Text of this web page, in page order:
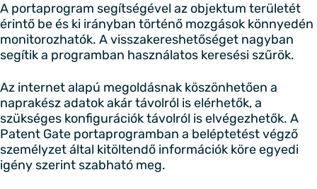
A portaprogram segítségével az objektum területét
érintő be és ki irányban történő mozgások könnyedén
monitorozhatók. A visszakereshetőséget nagyban
segítik a programban használatos keresési szűrök.
Az internet alapú megoldásnak köszönhetően a
naprakész adatok akár távolról is elérhetők, a
szükséges konfigurációk távolról is elvégezhetők. A
Patent Gate portaprogramban a beléptetést végző
személyzet által kitöltendő információk köre egyedi
igény szerint szabható meg.